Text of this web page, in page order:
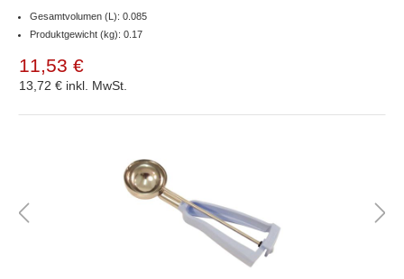
Gesamtvolumen (L): 0.085
Produktgewicht (kg): 0.17
11,53 €
13,72 € inkl. MwSt.